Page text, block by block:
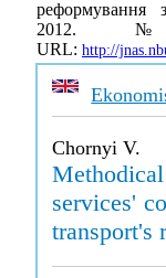
реформування
2012.
URL: http://
Chornyi V.
services'
transport's